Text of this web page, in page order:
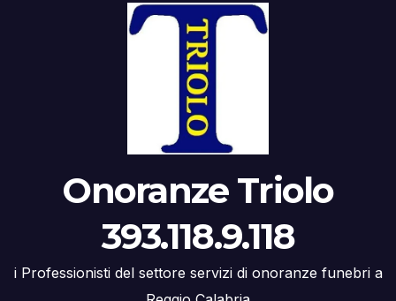
Onoranze Triolo
393.118.9.118
i Professionisti del settore servizi di onoranze funebri a